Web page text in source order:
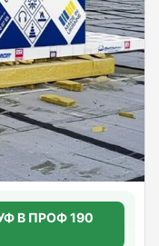
В ПРОФ 190